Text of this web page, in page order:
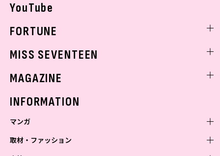
YouTube
FORTUNE
MISS SEVENTEEN
MAGAZINE
INFORMATION
マンガ
少年マンガ
取材・ファッション